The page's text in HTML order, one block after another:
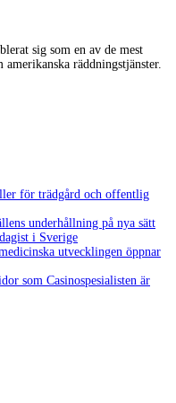
sig som en av de mest
amerikanska räddningstjänster.
för trädgård och offentlig
underhållning på nya sätt
i Sverige
utvecklingen öppnar
som Casinospesialisten är